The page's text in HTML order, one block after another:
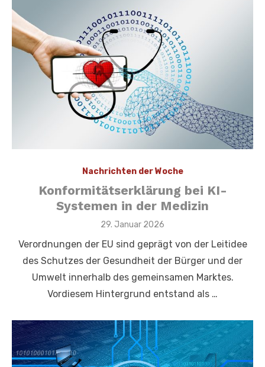
Nachrichten der Woche
Konformitätserklärung bei KI-
Systemen in der Medizin
Veröffentlicht
29. Januar 2026
Verordnungen der EU sind geprägt von der Leitidee
des Schutzes der Gesundheit der Bürger und der
Umwelt innerhalb des gemeinsamen Marktes.
Vordiesem Hintergrund entstand als …